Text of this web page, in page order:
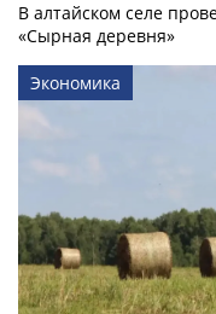
В алтайском селе
«Сырная деревня»
Экономика